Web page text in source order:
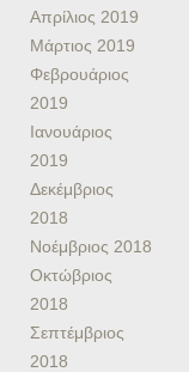
Απρίλιος 2019
Μάρτιος 2019
Φεβρουάριος
2019
Ιανουάριος
2019
Δεκέμβριος
2018
Νοέμβριος 2018
Οκτώβριος
2018
Σεπτέμβριος
2018